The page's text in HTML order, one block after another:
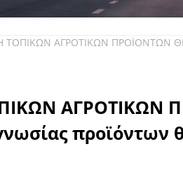
ΤΟΠΙΚΩΝ ΑΓΡΟΤΙΚΩΝ ΠΡΟΪΟΝΤΩΝ
ΑΓΡΟΤΙΚΩΝ
προϊόντων